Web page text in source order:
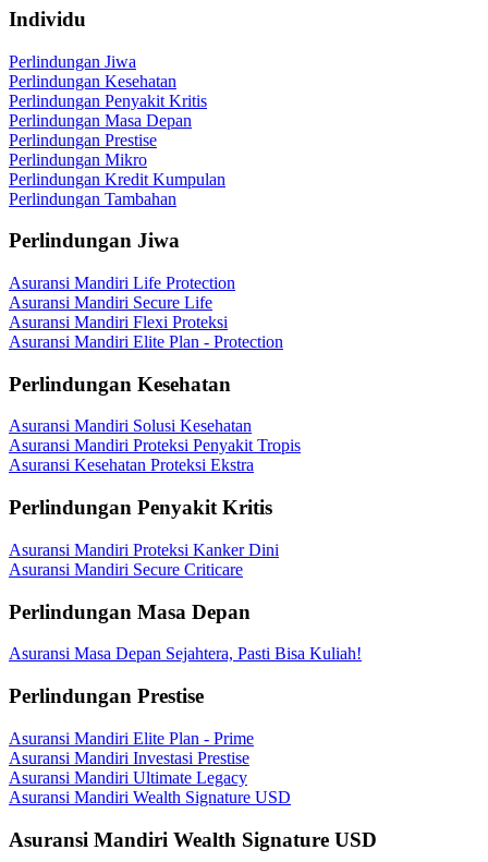
Individu
Perlindungan Jiwa
Perlindungan Kesehatan
Perlindungan Penyakit Kritis
Perlindungan Masa Depan
Perlindungan Prestise
Perlindungan Mikro
Perlindungan Kredit Kumpulan
Perlindungan Tambahan
Perlindungan Jiwa
Asuransi Mandiri Life Protection
Asuransi Mandiri Secure Life
Asuransi Mandiri Flexi Proteksi
Asuransi Mandiri Elite Plan - Protection
Perlindungan Kesehatan
Asuransi Mandiri Solusi Kesehatan
Asuransi Mandiri Proteksi Penyakit Tropis
Asuransi Kesehatan Proteksi Ekstra
Perlindungan Penyakit Kritis
Asuransi Mandiri Proteksi Kanker Dini
Asuransi Mandiri Secure Criticare
Perlindungan Masa Depan
Asuransi Masa Depan Sejahtera, Pasti Bisa Kuliah!
Perlindungan Prestise
Asuransi Mandiri Elite Plan - Prime
Asuransi Mandiri Investasi Prestise
Asuransi Mandiri Ultimate Legacy
Asuransi Mandiri Wealth Signature USD
Asuransi Mandiri Wealth Signature USD